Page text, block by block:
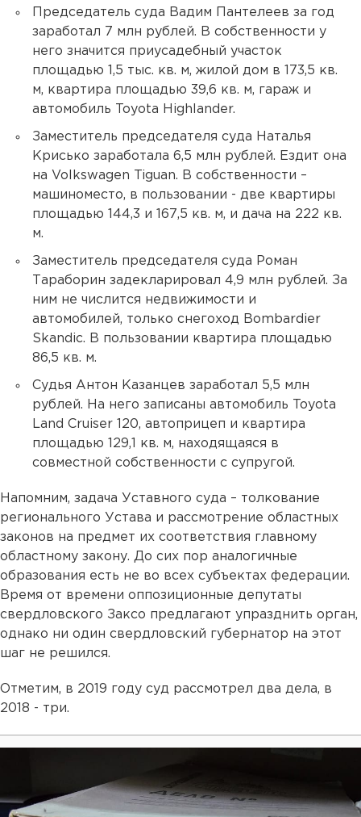
Председатель суда Вадим Пантелеев за год
заработал 7 млн рублей. В собственности у
него значится приусадебный участок
площадью 1,5 тыс. кв. м, жилой дом в 173,5 кв.
м, квартира площадью 39,6 кв. м, гараж и
автомобиль Toyota Highlander.
Заместитель председателя суда Наталья
Крисько заработала 6,5 млн рублей. Ездит она
на Volkswagen Tiguan. В собственности –
машиноместо, в пользовании - две квартиры
площадью 144,3 и 167,5 кв. м, и дача на 222 кв.
м.
Заместитель председателя суда Роман
Тараборин задекларировал 4,9 млн рублей. За
ним не числится недвижимости и
автомобилей, только снегоход Bombardier
Skandic. В пользовании квартира площадью
86,5 кв. м.
Судья Антон Казанцев заработал 5,5 млн
рублей. На него записаны автомобиль Toyota
Land Cruiser 120, автоприцеп и квартира
площадью 129,1 кв. м, находящаяся в
совместной собственности с супругой.
Напомним, задача Уставного суда – толкование
регионального Устава и рассмотрение областных
законов на предмет их соответствия главному
областному закону. До сих пор аналогичные
образования есть не во всех субъектах федерации.
Время от времени оппозиционные депутаты
свердловского Заксо предлагают упразднить орган,
однако ни один свердловский губернатор на этот
шаг не решился.
Отметим, в 2019 году суд рассмотрел два дела, в
2018 - три.